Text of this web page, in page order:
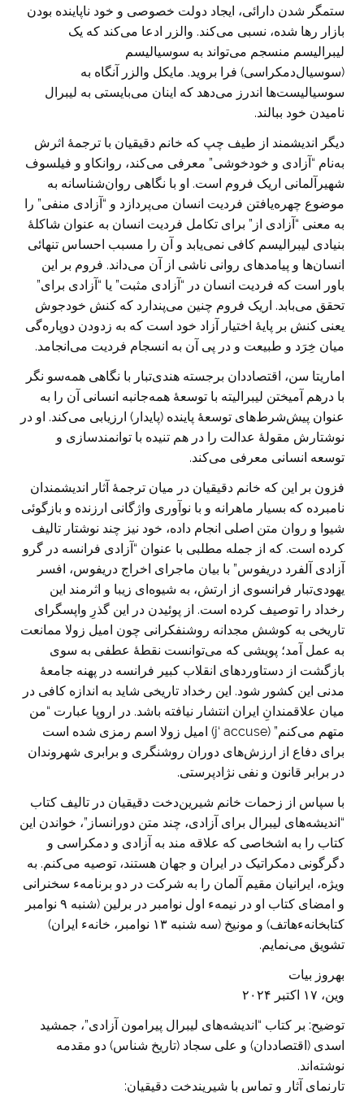
ستمگر شدن دارائی، ایجاد دولت خصوصی و خود ناپاینده بودن
بازار رها شده، نسبی می‌کند. والزر ادعا می‌کند که یک
لیبرالیسم منسجم می‌تواند به سوسیالیسم
(سوسیال‌دمکراسی) فرا بروید. مایکل والزر آنگاه به
سوسیالیست‌ها اندرز می‌دهد که اینان می‌بایستی به لیبرال
نامیدن خود ببالند.
دیگر اندیشمند از طیف چپ که خانم دقیقیان با ترجمۀ اثرش
به‌نام “آزادی و خودخوشی” معرفی می‌کند، روانکاو و فیلسوف
شهیرآلمانی اریک فروم است. او با نگاهی روان‌شناسانه به
موضوع چهره‌یافتن فردیت انسان می‌پردازد و “آزادی منفی” را
به معنی “آزادی از” برای تکامل فردیت انسان به عنوان شاکلۀ
بنیادی لیبرالیسم کافی نمی‌یابد و آن را مسبب احساس تنهائی
انسان‌ها و پیامد‌های روانی ناشی از آن می‌داند. فروم بر این
باور است که فردیت انسان در “آزادی مثبت” یا “آزادی برای”
تحقق می‌بابد. اریک فروم چنین می‌پندارد که کنش خودجوش
یعنی کنش بر پایۀ اختیار آزاد خود است که به زدودن دوپاره‌گی
میان خِرَد و طبیعت و در پی آن به انسجام فردیت می‌انجامد.
اماریتا سن، اقتصاددان برجسته هندی‌تبار با نگاهی همه‌سو نگر
با درهم آمیختن لیبرالیته با توسعۀ همه‌جانبه انسانی آن را به
عنوان پیش‌شرط‌های توسعۀ پاینده (پایدار) ارزیابی می‌کند. او در
نوشتارش مقولۀ عدالت را در هم تنیده با توانمندسازی و
توسعه انسانی معرفی می‌کند.
فزون بر این که خانم دقیقیان در میان ترجمۀ آثار اندیشمندان
نامبرده که بسیار ماهرانه و با نوآوری واژگانی ارزنده و بازگوئی
شیوا و روان متن اصلی انجام داده، خود نیز چند نوشتار تالیف
کرده است. که از جمله مطلبی با عنوان “آزادی فرانسه در گرو
آزادی آلفرد دریفوس” با بیان ماجرای اخراج دریفوس، افسر
یهودی‌تبار فرانسوی از ارتش، به شیوه‌ای زیبا و اثرمند این
رخداد را توصیف کرده است. از پوئیدن در این گذرِ واپسگرای
تاریخی به کوشش مجدانه روشنفکرانی چون امیل زولا ممانعت
به عمل آمد؛ پویشی که می‌توانست نقطۀ عطفی به سوی
بازگشت از دستاوردهای انقلاب کبیر فرانسه در پهنه جامعۀ
مدنی این کشور شود. این رخداد تاریخی شاید به اندازه کافی در
میان علاقمندانِ ایران انتشار نیافته باشد. در اروپا عبارت “من
متهم می‌کنم” (j‘ accuse) امیل زولا اسم رمزی شده است
برای دفاع از ارزش‌های دوران روشنگری و برابری شهروندان
در برابر قانون و نفی نژادپرستی.
با سپاس از زحمات خانم شیرین‌دخت دقیقیان در تالیف کتاب
“اندیشه‌های لیبرال برای آزادی، چند متن دورانساز”، خواندن این
کتاب را به اشخاصی که علاقه مند به آزادی و دمکراسی و
دگرگونی دمکراتیک در ایران و جهان هستند، توصیه می‌کنم. به
ویژه، ایرانیان مقیم آلمان را به شرکت در دو برنامهء سخنرانی
و امضای کتاب او در نیمهء اول نوامبر در برلین (شنبه ۹ نوامبر
کتابخانهء‌هاتف) و مونیخ (سه شنبه ۱۳ نوامبر، خانهء ایران)
تشویق می‌نمایم.
بهروز بیات
وین، ۱۷ اکتبر ۲۰۲۴
توضیح: بر کتاب “اندیشه‌های لیبرال پیرامون آزادی”، جمشید
اسدی (اقتصاددان) و علی سجاد (تاریخ شناس) دو مقدمه
نوشته‌اند.
تارنمای آثار و تماس با شیریندخت دقیقیان: